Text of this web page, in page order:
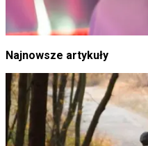
Najnowsze artykuły